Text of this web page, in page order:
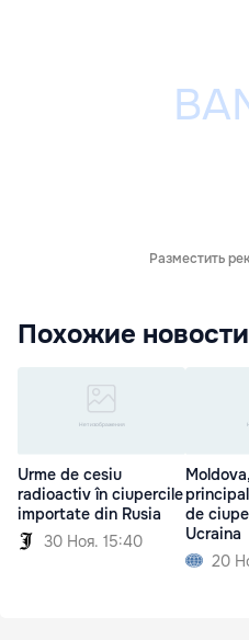
Разместить
Похожие новости
Urme de cesiu
radioactiv în ciupercile
importate din Rusia
30 Ноя. 15:40
de
Ucraina
20